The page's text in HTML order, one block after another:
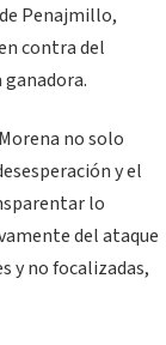
Penajmillo,
contra del
no solo
y el
lo
del ataque
y no focalizadas,